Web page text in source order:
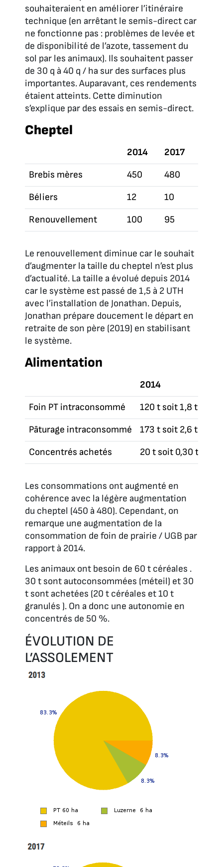
souhaiteraient en améliorer l’itinéraire
technique (en arrêtant le semis-direct car
ne fonctionne pas : problèmes de levée et
de disponibilité de l’azote, tassement du
sol par les animaux). Ils souhaitent passer
de 30 q à 40 q / ha sur des surfaces plus
importantes. Auparavant, ces rendements
étaient atteints. Cette diminution
s’explique par des essais en semis-direct.
Cheptel
2014
2017
Brebis mères
450
480
Béliers
12
10
Renouvellement
100 95
Le renouvellement diminue car le souhait
d’augmenter la taille du cheptel n’est plus
d’actualité. La taille a évolué depuis 2014
car le système est passé de 1,5 à 2 UTH
avec l’installation de Jonathan. Depuis,
Jonathan prépare doucement le départ en
retraite de son père (2019) en stabilisant
le système.
Alimentation
2014
Foin PT intraconsommé
120 t soit 1,8 t MS /
Pâturage intraconsommé
173 t soit 2,6 t MS /
Concentrés achetés
20 t soit 0,30 t MS /
Les consommations ont augmenté en
cohérence avec la légère augmentation
du cheptel (450 à 480). Cependant, on
remarque une augmentation de la
consommation de foin de prairie / UGB par
rapport à 2014.
Les animaux ont besoin de 60 t céréales .
30 t sont autoconsommées (méteil) et 30
t sont achetées (20 t céréales et 10 t
granulés ). On a donc une autonomie en
concentrés de 50 %.
ÉVOLUTION DE
L’ASSOLEMENT